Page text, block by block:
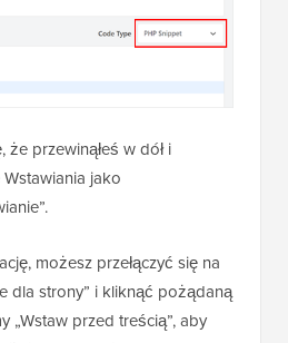
przewinąłeś w dół i
jako
możesz przełączyć się na
dla strony” i kliknąć pożądaną